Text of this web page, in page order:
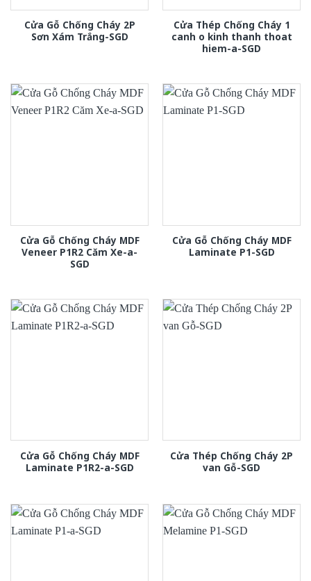
Cửa Gỗ Chống Cháy 2P
Sơn Xám Trắng-SGD
Cửa Thép Chống Cháy 1
canh o kinh thanh thoat
hiem-a-SGD
Cửa Gỗ Chống Cháy MDF
Veneer P1R2 Căm Xe-a-
SGD
Cửa Gỗ Chống Cháy MDF
Laminate P1-SGD
Cửa Gỗ Chống Cháy MDF
Laminate P1R2-a-SGD
Cửa Thép Chống Cháy 2P
van Gỗ-SGD